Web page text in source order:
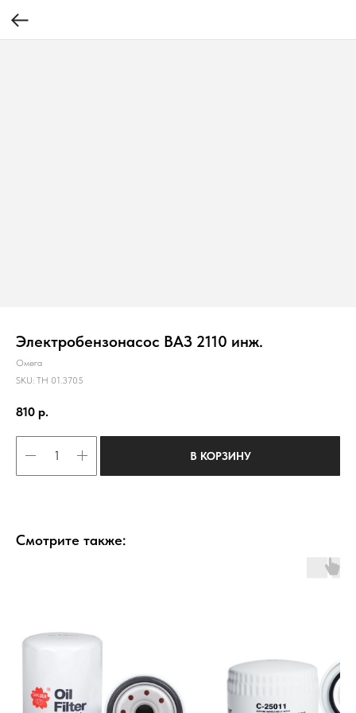
Электробензонасос ВАЗ 2110 инж.
Омега
SKU: ТН 01.3705
810 р.
В КОРЗИНУ
Смотрите также: